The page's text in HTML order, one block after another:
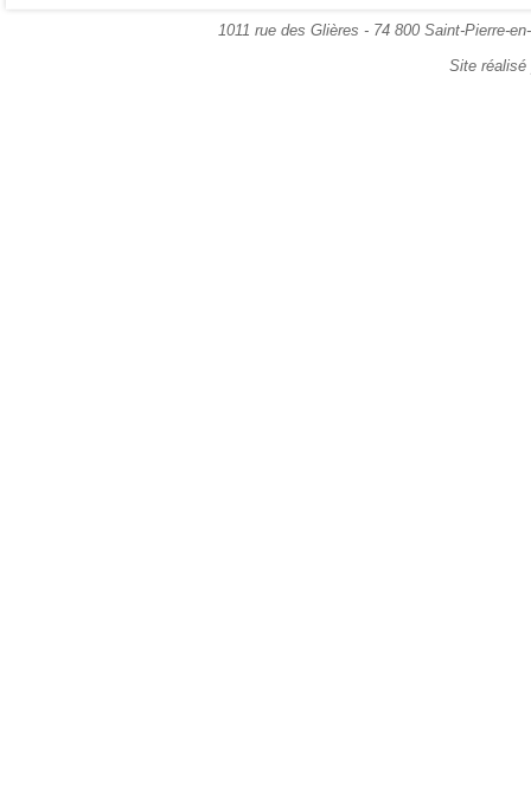
1011 rue des Glières - 74 800 Saint-Pierre-
Site réalisé